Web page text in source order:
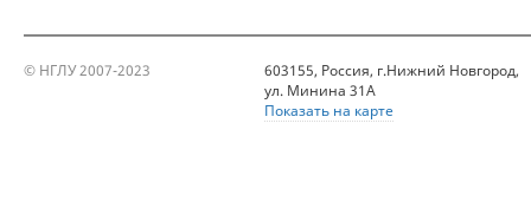
© НГЛУ 2007-2023
603155, Россия, г.Нижний Новгород,
ул. Минина 31А
Показать на карте